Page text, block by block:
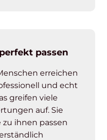
passen
erreichen
und echt
greifen viele
auf. Sie
zu ihnen passen